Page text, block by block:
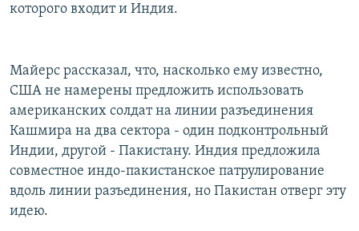
которого входит и Индия.
Майерс рассказал, что, насколько ему известно,
США не намерены предложить использовать
американских солдат на линии разъединения
Кашмира на два сектора - один подконтрольный
Индии, другой - Пакистану. Индия предложила
совместное индо-пакистанское патрулирование
вдоль линии разъединения, но Пакистан отверг эту
идею.